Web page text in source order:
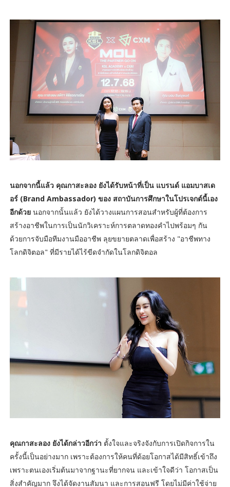
นอกจากนี้แล้ว คุณกาสะลอง ยังได้รับหน้าที่เป็น แบรนด์ แอมบาสเด
อร์ (Brand Ambassador) ของ สถาบันการศึกษาในโปรเจกต์นี้เอง
อีกด้วย นอกจากนั้นแล้ว ยังได้วางแผนการสอนสำหรับผู้ที่ต้องการ
สร้างอาชีพในการเป็นนักวิเคราะห์การตลาดทองคำไปพร้อมๆ กัน
ด้วยการจับมือทีมงานมืออาชีพ ลุยขยายตลาดเพื่อสร้าง "อาชีพทาง
โลกดิจิตอล" ที่มีรายได้ไร้ขีดจำกัดในโลกดิจิตอล
คุณกาสะลอง ยังได้กล่าวอีกว่า ตั้งใจและจริงจังกับการเปิดกิจการใน
ครั้งนี้เป็นอย่างมาก เพราะต้องการให้คนที่ด้อยโอกาสได้มีสิทธิ์เข้าถึง
เพราะตนเองเริ่มต้นมาจากฐานะที่ยากจน และเข้าใจดีว่า โอกาสเป็น
สิ่งสำคัญมาก จึงได้จัดงานสัมนา และการสอนฟรี โดยไม่มีค่าใช้จ่าย